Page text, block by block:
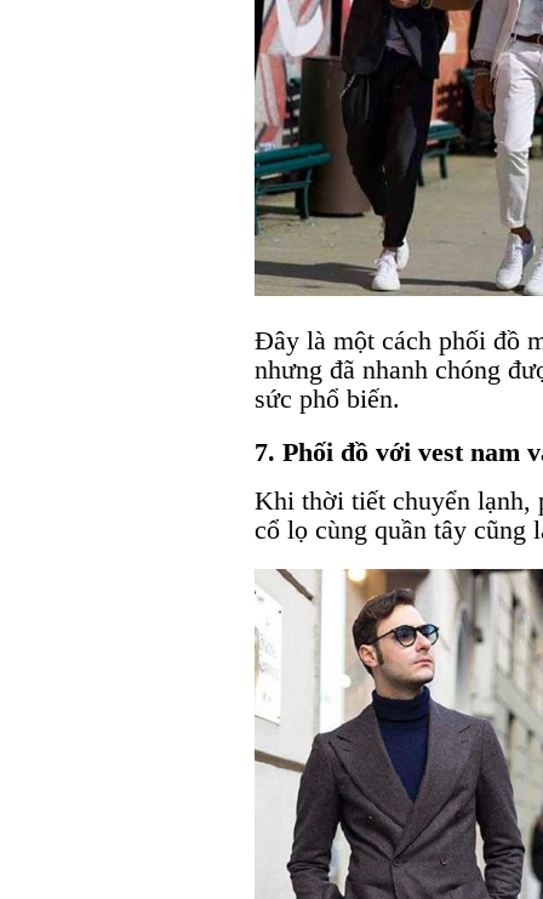
Đây là một cách phối đồ
nhưng đã nhanh chóng
sức phổ biến.
7. Phối đồ với vest nam
Khi thời tiết chuyển lạnh,
cổ lọ cùng quần tây cũng